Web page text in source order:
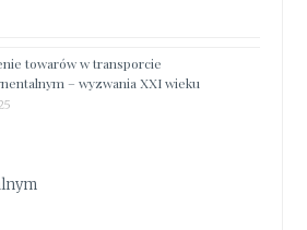
towarów w transporcie
– wyzwania XXI wieku